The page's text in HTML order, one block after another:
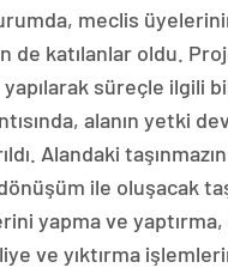
meclis
de katılanlar oldu.
süreçle ilgili
alanın yetki
Alandaki
ile oluşacak
yapma ve
ve yıktırma